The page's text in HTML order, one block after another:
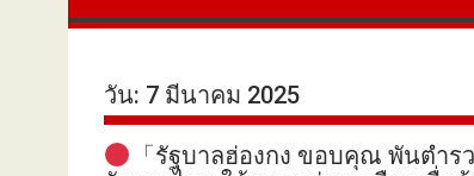
วัน: 7 มีนาคม 2025
「รัฐบาลฮ่องกง ขอบคุณ พันตำร